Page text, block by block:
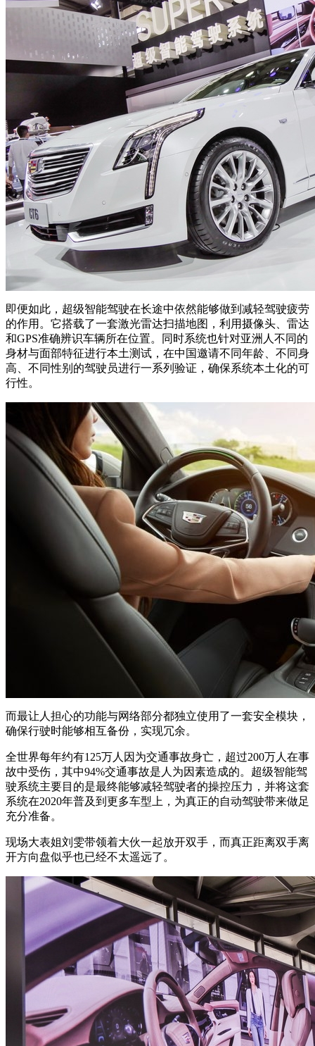
即便如此，超级智能驾驶在长途中依然能够做到减轻驾驶疲劳
的作用。它搭载了一套激光雷达扫描地图，利用摄像头、雷达
和GPS准确辨识车辆所在位置。同时系统也针对亚洲人不同的
身材与面部特征进行本土测试，在中国邀请不同年龄、不同身
高、不同性别的驾驶员进行一系列验证，确保系统本土化的可
行性。
而最让人担心的功能与网络部分都独立使用了一套安全模块，
确保行驶时能够相互备份，实现冗余。
全世界每年约有125万人因为交通事故身亡，超过200万人在事
故中受伤，其中94%交通事故是人为因素造成的。超级智能驾
驶系统主要目的是最终能够减轻驾驶者的操控压力，并将这套
系统在2020年普及到更多车型上，为真正的自动驾驶带来做足
充分准备。
现场大表姐刘雯带领着大伙一起放开双手，而真正距离双手离
开方向盘似乎也已经不太遥远了。